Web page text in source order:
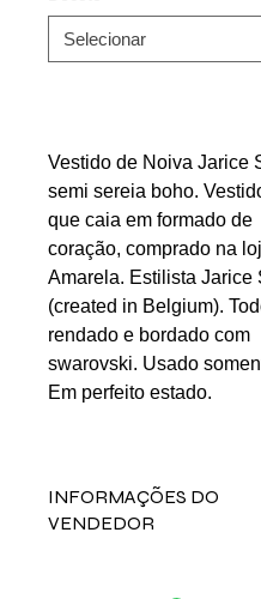
Vestido de Noiva Jarice
semi sereia boho.
que caia em formado de
coração, comprado na
Amarela. Estilista Jarice
(created in Belgium).
rendado e bordado com
swarovski. Usado
Em perfeito estado.
INFORMAÇÕES DO
VENDEDOR
Batista Silva no contato